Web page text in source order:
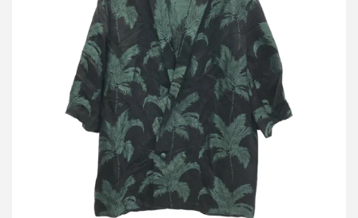
サンローラン パリ パームツリーレーヨンシルクシャツ 643127
買取金額14,400円
詳しく見る